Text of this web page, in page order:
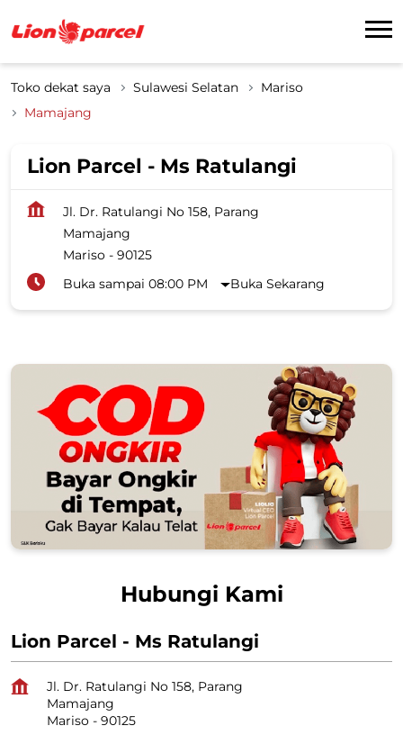
Toko dekat saya Sulawesi Selatan
Mariso
Mamajang
Lion Parcel - Ms Ratulangi
Jl. Dr. Ratulangi No 158, Parang
Mamajang
Mariso - 90125
Buka sampai 08:00 PM
Buka Sekarang
Hubungi Kami
Lion Parcel - Ms Ratulangi
Jl. Dr. Ratulangi No 158, Parang
Mamajang
Mariso - 90125